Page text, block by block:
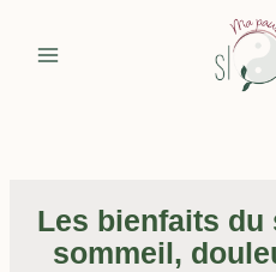
Les bienfaits
sommeil,